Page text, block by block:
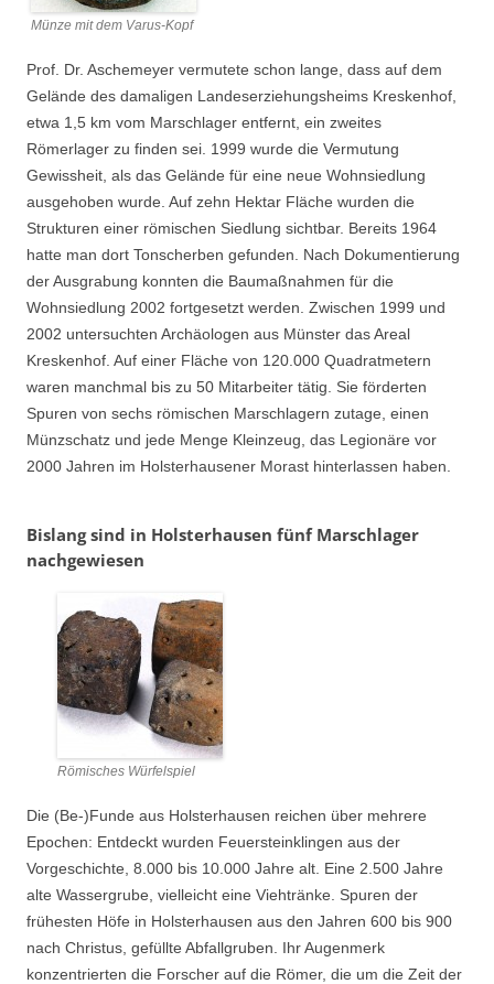
Münze mit dem Varus-Kopf
Prof. Dr. Aschemeyer vermutete schon lange, dass auf dem
Gelände des damaligen Landeserziehungsheims Kreskenhof,
etwa 1,5 km vom Marschlager entfernt, ein zweites
Römerlager zu finden sei. 1999 wurde die Vermutung
Gewissheit, als das Gelände für eine neue Wohnsiedlung
ausgehoben wurde. Auf zehn Hektar Fläche wurden die
Strukturen einer römischen Siedlung sichtbar. Bereits 1964
hatte man dort Tonscherben gefunden. Nach Dokumentierung
der Ausgrabung konnten die Baumaßnahmen für die
Wohnsiedlung 2002 fortgesetzt werden. Zwischen 1999 und
2002 untersuchten Archäologen aus Münster das Areal
Kreskenhof. Auf einer Fläche von 120.000 Quadratmetern
waren manchmal bis zu 50 Mitarbeiter tätig. Sie förderten
Spuren von sechs römischen Marschlagern zutage, einen
Münzschatz und jede Menge Kleinzeug, das Legionäre vor
2000 Jahren im Holsterhausener Morast hinterlassen haben.
Bislang sind in Holsterhausen fünf Marschlager
nachgewiesen
Römisches Würfelspiel
Die (Be-)Funde aus Holsterhausen reichen über mehrere
Epochen: Entdeckt wurden Feuersteinklingen aus der
Vorgeschichte, 8.000 bis 10.000 Jahre alt. Eine 2.500 Jahre
alte Wassergrube, vielleicht eine Viehtränke. Spuren der
frühesten Höfe in Holsterhausen aus den Jahren 600 bis 900
nach Christus, gefüllte Abfallgruben. Ihr Augenmerk
konzentrierten die Forscher auf die Römer, die um die Zeit der